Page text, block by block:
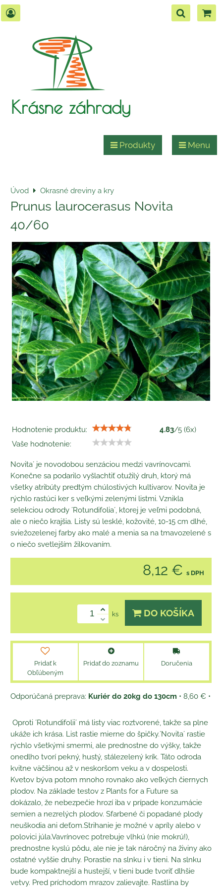
Krásne záhrady
Produkty Menu
Úvod Okrasné dreviny a kry
Prunus laurocerasus Novita
40/60
Hodnotenie produktu: 4.83/5 (6x)
Vaše hodnotenie:
Novita´ je novodobou senzáciou medzi vavrínovcami.
Konečne sa podarilo vyšlachtiť otužilý druh, ktorý má
všetky atribúty predtým chúlostivých kultivarov. Novita je
rýchlo rastúci ker s veľkými zelenými listmi. Vznikla
selekciou odrody ´Rotundifolia´, ktorej je veľmi podobná,
ale o niečo krajšia. Listy sú lesklé, kožovité, 10-15 cm dlhé,
sviežozelenej farby ako malé a menia sa na tmavozelené s
o niečo svetlejším žilkovaním.
8,12 € s DPH
ks DO KOŠÍKA
Pridať k
Obľúbeným
Pridať do zoznamu Doručenia
Kuriér do 20kg do 130cm • 8,60 € •
Oproti ´Rotundifolii´ má listy viac roztvorené, takže sa plne
ukáže ich krása. List rastie mierne do špičky.´Novita´ rastie
rýchlo všetkými smermi, ale prednostne do výšky, takže
onedlho tvorí pekný, hustý, stálezelený krík. Táto odroda
kvitne väčšinou až v neskoršom veku a v dospelosti.
Kvetov býva potom mnoho rovnako ako veľkých čiernych
plodov. Na základe testov z Plants for a Future sa
dokázalo, že nebezpečie hrozí iba v prípade konzumácie
semien a nezrelých plodov. Sfarbené či popadané plody
neuškodia ani deťom.Strihanie je možné v apríly alebo v
polovici júla.Vavrínovec potrebuje vlhkú (nie mokrú!),
prednostne kyslú pôdu, ale nie je tak náročný na živiny ako
ostatné vyššie druhy. Porastie na slnku i v tieni. Na slnku
bude kompaktnejší a hustejší, v tieni bude tvoriť dlhšie
vetvy. Pred príchodom mrazov zalievajte. Rastlina by